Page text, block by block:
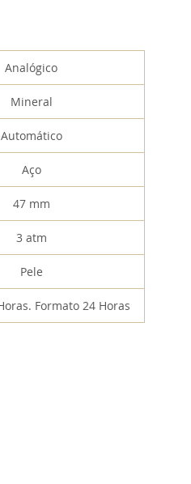
Analógico
Mineral
Automático
Aço
47 mm
3 atm
Pele
Formato 24 Horas